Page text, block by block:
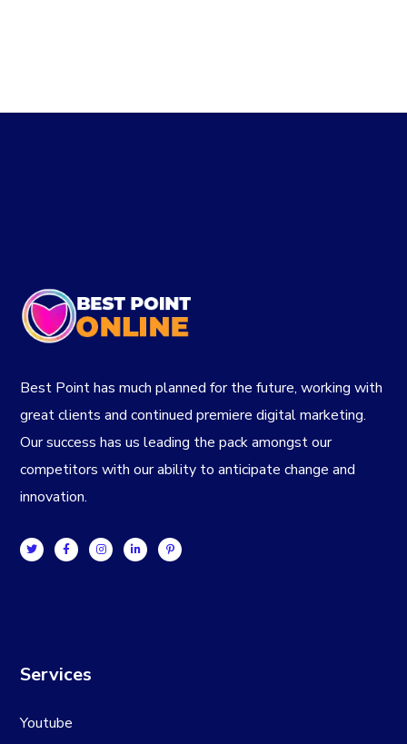
Best Point has much planned for the future, working with
great clients and continued premiere digital marketing.
Our success has us leading the pack amongst our
competitors with our ability to anticipate change and
innovation.
Services
Youtube